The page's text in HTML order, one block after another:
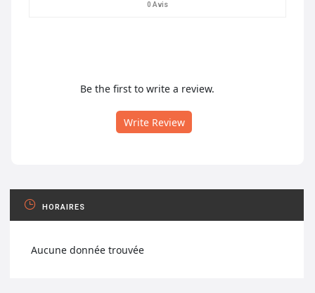
0 Avis
Be the first to write a review.
Write Review
HORAIRES
Aucune donnée trouvée